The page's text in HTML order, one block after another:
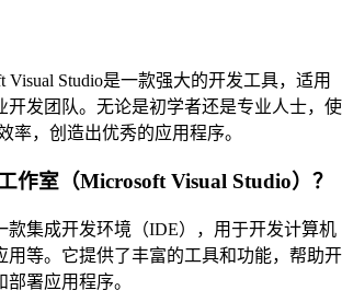
Visual Studio是一款强大的开发工具，适用
开发团队。无论是初学者还是专业人士，使
率，创造出优秀的应用程序。
作室（Microsoft Visual Studio）？
款集成开发环境（IDE），用于开发计算机
用等。它提供了丰富的工具和功能，帮助开
署应用程序。